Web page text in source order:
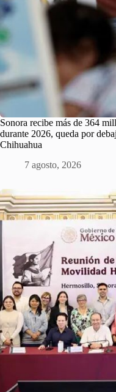
Sonora recibe más de 364
durante 2026, queda por
Chihuahua
7 agosto, 2026